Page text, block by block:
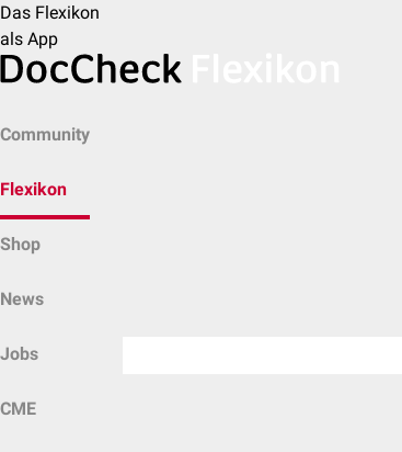
Das Flexikon
als App
Community
Flexikon
Shop
News
Jobs
CME